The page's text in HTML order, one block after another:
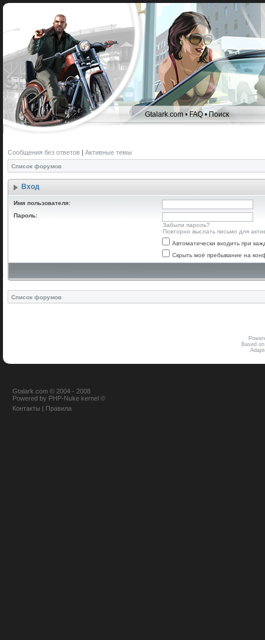
Gtalark.com •FAQ•Поиск
Сообщения без ответов | Активные темы
Список форумов
Вход
Имя пользователя:
Пароль:
Забыли пароль?
Повторно выслать письмо для
Автоматически входить при
Скрыть моё пребывание на
Список форумов
Based
Gtalark.com © 2004 - 2008
Powered by PHP-Nuke kernel ©
Контакты | Правила